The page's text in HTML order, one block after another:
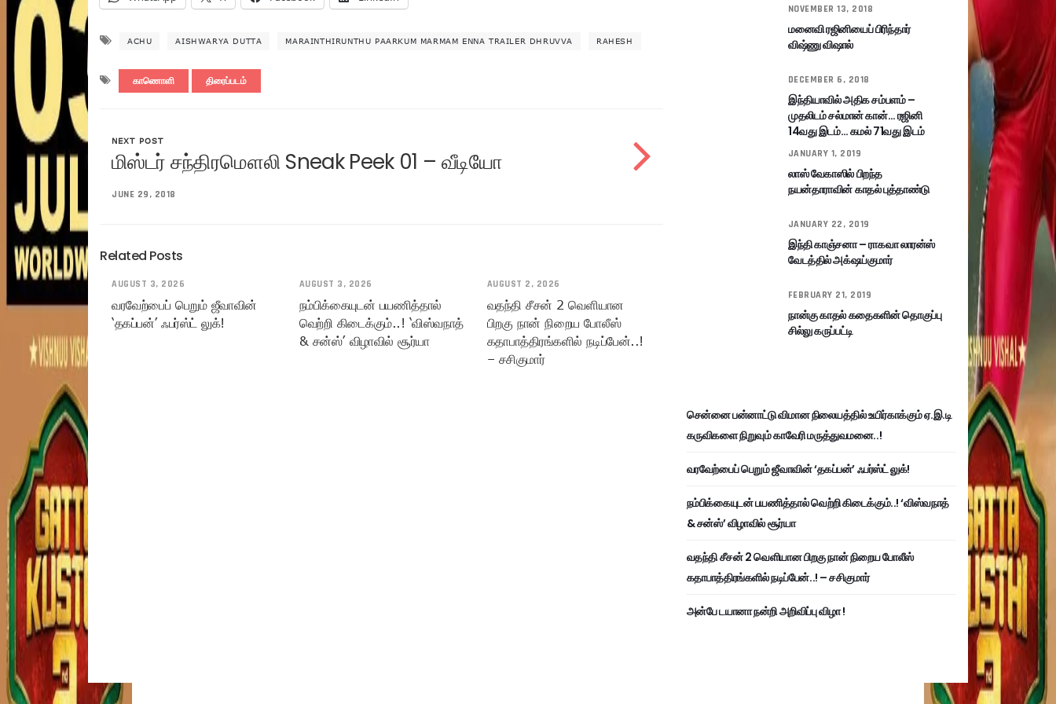
ACHU AISHWARYA DUTTA MARAINTHIRUNTHU PAARKUM MARMAM ENNA TRAILER DHRUVVA RAHESH
காணொளி திரைப்படம்
NEXT POST
மிஸ்டர் சந்திரமௌலி Sneak Peek 01 – வீடியோ
JUNE 29, 2018
Related Posts
AUGUST 3, 2026
வரவேற்பைப் பெறும் ஜீவாவின்
‘தகப்பன்’ ஃபர்ஸ்ட் லுக்!
AUGUST 3, 2026
நம்பிக்கையுடன் பயணித்தால்
வெற்றி கிடைக்கும்..! ‘விஸ்வநாத்
& சன்ஸ்’ விழாவில் சூர்யா
AUGUST 2, 2026
வதந்தி சீசன் 2 வெளியான
பிறகு நான் நிறைய போலீஸ்
கதாபாத்திரங்களில் நடிப்பேன்..!
– சசிகுமார்
NOVEMBER 13, 2018
மனைவி ரஜினியைப் பிரிந்தார்
விஷ்ணு விஷால்
DECEMBER 6, 2018
இந்தியாவில் அதிக சம்பளம் –
முதலிடம் சல்மான் கான்… ரஜினி
14வது இடம்… கமல் 71வது இடம்
JANUARY 1, 2019
லாஸ் வேகாஸில் பிறந்த
நயன்தாராவின் காதல் புத்தாண்டு
JANUARY 22, 2019
இந்தி காஞ்சனா – ராகவா லாரன்ஸ்
வேடத்தில் அக்‌ஷய்குமார்
FEBRUARY 21, 2019
நான்கு காதல் கதைகளின் தொகுப்பு
சில்லு கருப்பட்டி
சென்னை பன்னாட்டு விமான நிலையத்தில் உயிர்காக்கும் ஏ.இ.டி
கருவிகளை நிறுவும் காவேரி மருத்துவமனை..!
வரவேற்பைப் பெறும் ஜீவாவின் ‘தகப்பன்’ ஃபர்ஸ்ட் லுக்!
நம்பிக்கையுடன் பயணித்தால் வெற்றி கிடைக்கும்..! ‘விஸ்வநாத்
& சன்ஸ்’ விழாவில் சூர்யா
வதந்தி சீசன் 2 வெளியான பிறகு நான் நிறைய போலீஸ்
கதாபாத்திரங்களில் நடிப்பேன்..! – சசிகுமார்
அன்பே டயானா நன்றி அறிவிப்பு விழா !